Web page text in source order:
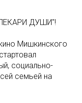
ДУШИ"!
Мишкинского
социально-
семьей на